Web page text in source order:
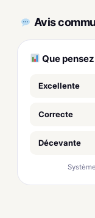
Avis
Que
Excellente
Correcte
Décevante